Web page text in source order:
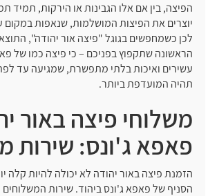
הפיצה, בין אם אלו הגבינות או הירקות, תמיד
יוצרים את הפיצות המושלמות, שנאפות במקום
לכן כשמחפשים בגוגל "פיצה אור יהודה",
הראשונה שתקפוץ בפניכם – כי פיצה כמו של
עשירים ואיכות בלתי מתפשרת, שמגיעה עד
תהיה המועדפת ביותר.
משלוחי פיצה באור
פאפא ג'ונס: שירות
הזמנת פיצה באור יהודה לא יכולה להיות קלה
הסניף של פאפא ג'ונס ביהוד. שירות